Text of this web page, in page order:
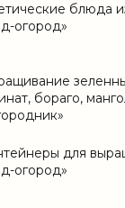
блюда
огород»
бораго,
для
огород»